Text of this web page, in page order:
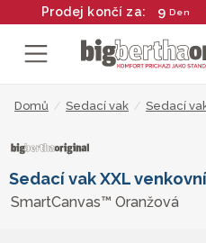
Prodej končí za: 9 Den
Domů / Sedací vak / Sedací
Sedací vak XXL venkovní
SmartCanvas™ Oranžová